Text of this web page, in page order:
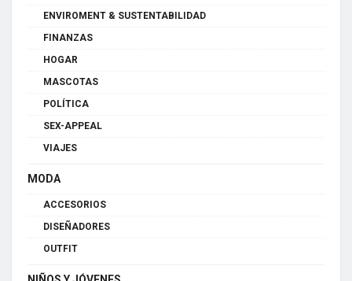
ENVIROMENT & SUSTENTABILIDAD
FINANZAS
HOGAR
MASCOTAS
POLÍTICA
SEX-APPEAL
VIAJES
MODA
ACCESORIOS
DISEÑADORES
OUTFIT